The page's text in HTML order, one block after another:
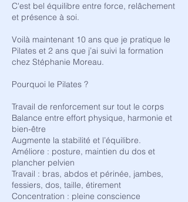
C'est bel équilibre entre force, relâchement
et présence à soi.
Voilà maintenant 10 ans que je pratique le
Pilates et 2 ans que j’ai suivi la formation
chez Stéphanie Moreau.
Pourquoi le Pilates ?
Travail de renforcement sur tout le corps
Balance entre effort physique, harmonie et
bien-être
Augmente la stabilité et l’équilibre.
Améliore : posture, maintien du dos et
plancher pelvien
Travail : bras, abdos et périnée, jambes,
fessiers, dos, taille, étirement
Concentration : pleine conscience